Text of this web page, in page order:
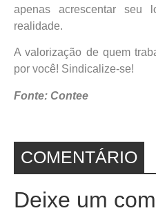
apenas acrescentar seu
realidade.
A valorização de quem
por você! Sindicalize-se!
Fonte: Contee
COMENTÁRIO
Deixe um